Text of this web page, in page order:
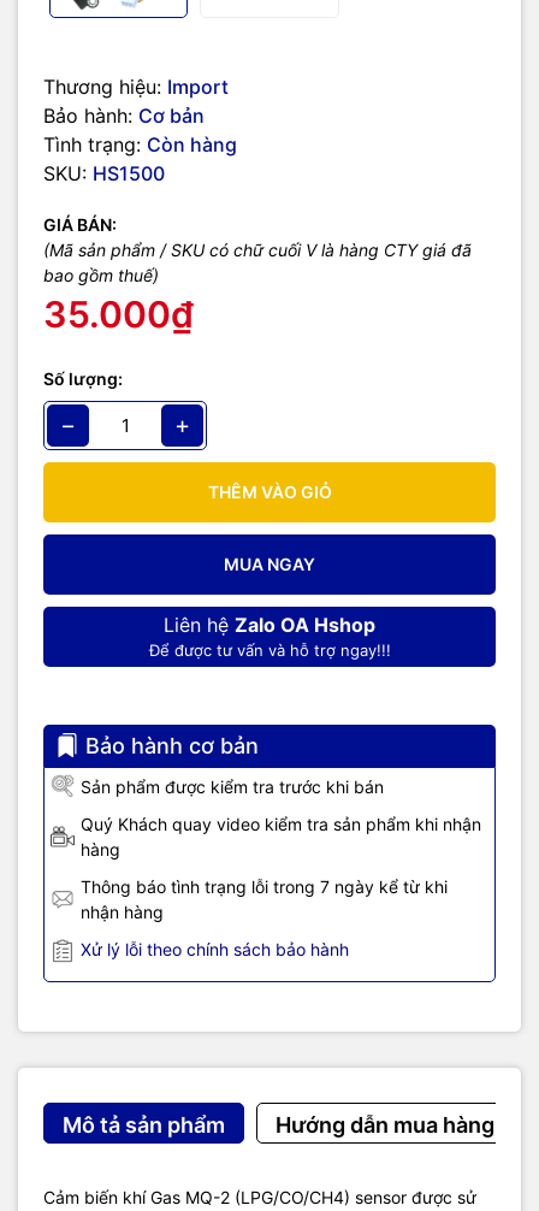
Thương hiệu: Import
Bảo hành: Cơ bản
Tình trạng: Còn hàng
SKU: HS1500
GIÁ BÁN:
(Mã sản phẩm / SKU có chữ cuối V là hàng CTY giá đã
bao gồm thuế)
35.000₫
Số lượng:
− +
THÊM VÀO GIỎ
MUA NGAY
Liên hệ Zalo OA Hshop
Để được tư vấn và hỗ trợ ngay!!!
Bảo hành cơ bản
Sản phẩm được kiểm tra trước khi bán
Quý Khách quay video kiểm tra sản phẩm khi nhận
hàng
Thông báo tình trạng lỗi trong 7 ngày kể từ khi
nhận hàng
Xử lý lỗi theo chính sách bảo hành
Mô tả sản phẩm Hướng dẫn mua hàng
Cảm biến khí Gas MQ-2 (LPG/CO/CH4) sensor được sử